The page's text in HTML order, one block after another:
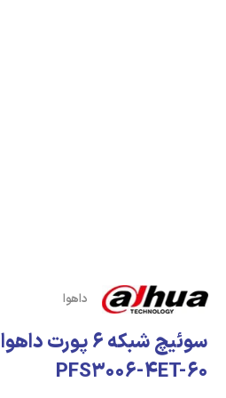
داهوا
PFS3006-4ET-60